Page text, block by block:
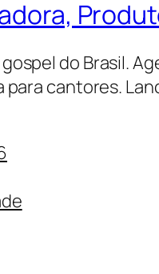
do Brasil.
cantores.